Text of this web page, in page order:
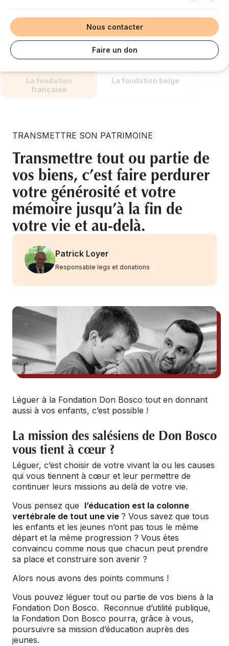
Nous contacter
Faire un don
La fondation
française
La fondation belge
TRANSMETTRE SON PATRIMOINE
Transmettre tout ou partie de
vos biens, c’est faire perdurer
votre générosité et votre
mémoire jusqu’à la fin de
votre vie et au-delà.
Patrick Loyer
Responsable legs et donations
Léguer à la Fondation Don Bosco tout en donnant
aussi à vos enfants, c’est possible !
La mission des salésiens de Don Bosco
vous tient à cœur ?
Léguer, c’est choisir de votre vivant la ou les causes
qui vous tiennent à cœur et leur permettre de
continuer leurs missions au delà de votre vie.
Vous pensez que l’éducation est la colonne
vertébrale de tout une vie ? Vous savez que tous
les enfants et les jeunes n’ont pas tous le même
départ et la même progression ? Vous êtes
convaincu comme nous que chacun peut prendre
sa place et construire son avenir ?
Alors nous avons des points communs !
Vous pouvez léguer tout ou partie de vos biens à la
Fondation Don Bosco. Reconnue d’utilité publique,
la Fondation Don Bosco pourra, grâce à vous,
poursuivre sa mission d’éducation auprès des
jeunes.